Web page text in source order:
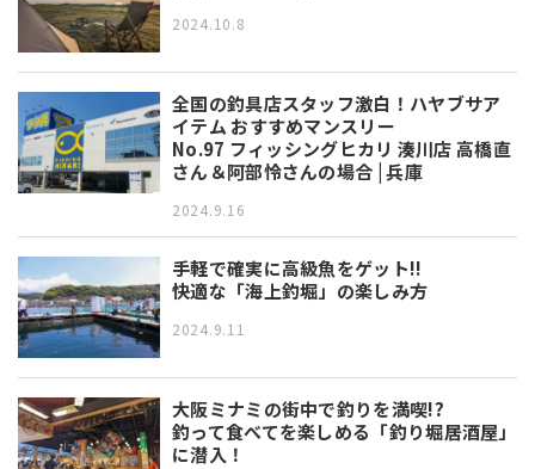
2024.10.8
全国の釣具店スタッフ激白！ハヤブサア
イテム おすすめマンスリー
No.97 フィッシングヒカリ 湊川店 高橋直
さん＆阿部怜さんの場合 | 兵庫
2024.9.16
手軽で確実に高級魚をゲット!!
快適な「海上釣堀」の楽しみ方
2024.9.11
大阪ミナミの街中で釣りを満喫!?
釣って食べてを楽しめる「釣り堀居酒屋」
に潜入！